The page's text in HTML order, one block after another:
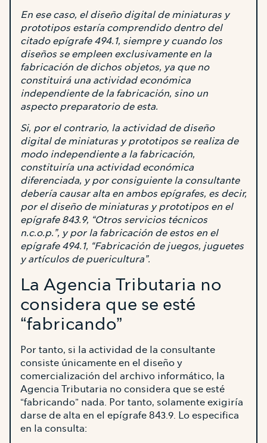
En ese caso, el diseño digital de miniaturas y
prototipos estaría comprendido dentro del
citado epígrafe 494.1, siempre y cuando los
diseños se empleen exclusivamente en la
fabricación de dichos objetos, ya que no
constituirá una actividad económica
independiente de la fabricación, sino un
aspecto preparatorio de esta.
Si, por el contrario, la actividad de diseño
digital de miniaturas y prototipos se realiza de
modo independiente a la fabricación,
constituiría una actividad económica
diferenciada, y por consiguiente la consultante
debería causar alta en ambos epígrafes, es decir,
por el diseño de miniaturas y prototipos en el
epígrafe 843.9, “Otros servicios técnicos
n.c.o.p.”, y por la fabricación de estos en el
epígrafe 494.1, “Fabricación de juegos, juguetes
y artículos de puericultura”.
La Agencia Tributaria no
considera que se esté
“fabricando”
Por tanto, si la actividad de la consultante
consiste únicamente en el diseño y
comercialización del archivo informático, la
Agencia Tributaria no considera que se esté
“fabricando” nada. Por tanto, solamente exigiría
darse de alta en el epígrafe 843.9. Lo especifica
en la consulta: